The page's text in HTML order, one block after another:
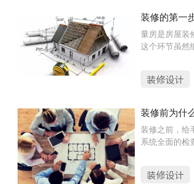
量房是房屋装
这个环节虽然
仅量平米数
和认识，利于
修效果，那么
什么？今天小
介绍一下。
装修设计
装修之前，给
系统全面的检
及时的弥补
装修设计